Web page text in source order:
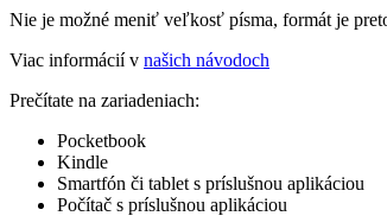
Nie je možné meniť veľkosť písma, formát je
Viac informácií v našich návodoch
Prečítate na zariadeniach:
Pocketbook
Kindle
Smartfón či tablet s príslušnou aplikáciou
Počítač s príslušnou aplikáciou